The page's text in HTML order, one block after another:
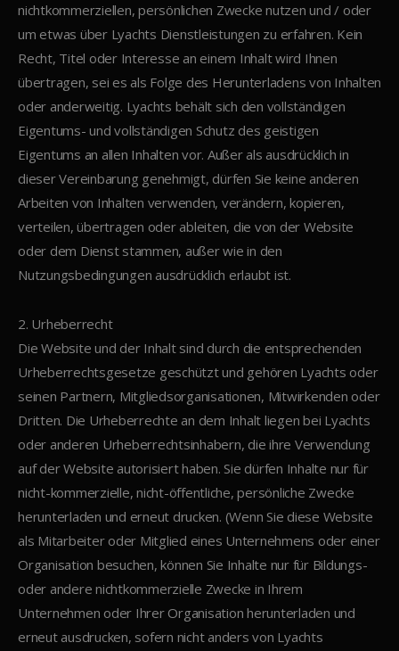
nichtkommerziellen, persönlichen Zwecke nutzen und / oder
um etwas über Lyachts Dienstleistungen zu erfahren. Kein
Recht, Titel oder Interesse an einem Inhalt wird Ihnen
übertragen, sei es als Folge des Herunterladens von Inhalten
oder anderweitig. Lyachts behält sich den vollständigen
Eigentums- und vollständigen Schutz des geistigen
Eigentums an allen Inhalten vor. Außer als ausdrücklich in
dieser Vereinbarung genehmigt, dürfen Sie keine anderen
Arbeiten von Inhalten verwenden, verändern, kopieren,
verteilen, übertragen oder ableiten, die von der Website
oder dem Dienst stammen, außer wie in den
Nutzungsbedingungen ausdrücklich erlaubt ist.
2. Urheberrecht
Die Website und der Inhalt sind durch die entsprechenden
Urheberrechtsgesetze geschützt und gehören Lyachts oder
seinen Partnern, Mitgliedsorganisationen, Mitwirkenden oder
Dritten. Die Urheberrechte an dem Inhalt liegen bei Lyachts
oder anderen Urheberrechtsinhabern, die ihre Verwendung
auf der Website autorisiert haben. Sie dürfen Inhalte nur für
nicht-kommerzielle, nicht-öffentliche, persönliche Zwecke
herunterladen und erneut drucken. (Wenn Sie diese Website
als Mitarbeiter oder Mitglied eines Unternehmens oder einer
Organisation besuchen, können Sie Inhalte nur für Bildungs-
oder andere nichtkommerzielle Zwecke in Ihrem
Unternehmen oder Ihrer Organisation herunterladen und
erneut ausdrucken, sofern nicht anders von Lyachts